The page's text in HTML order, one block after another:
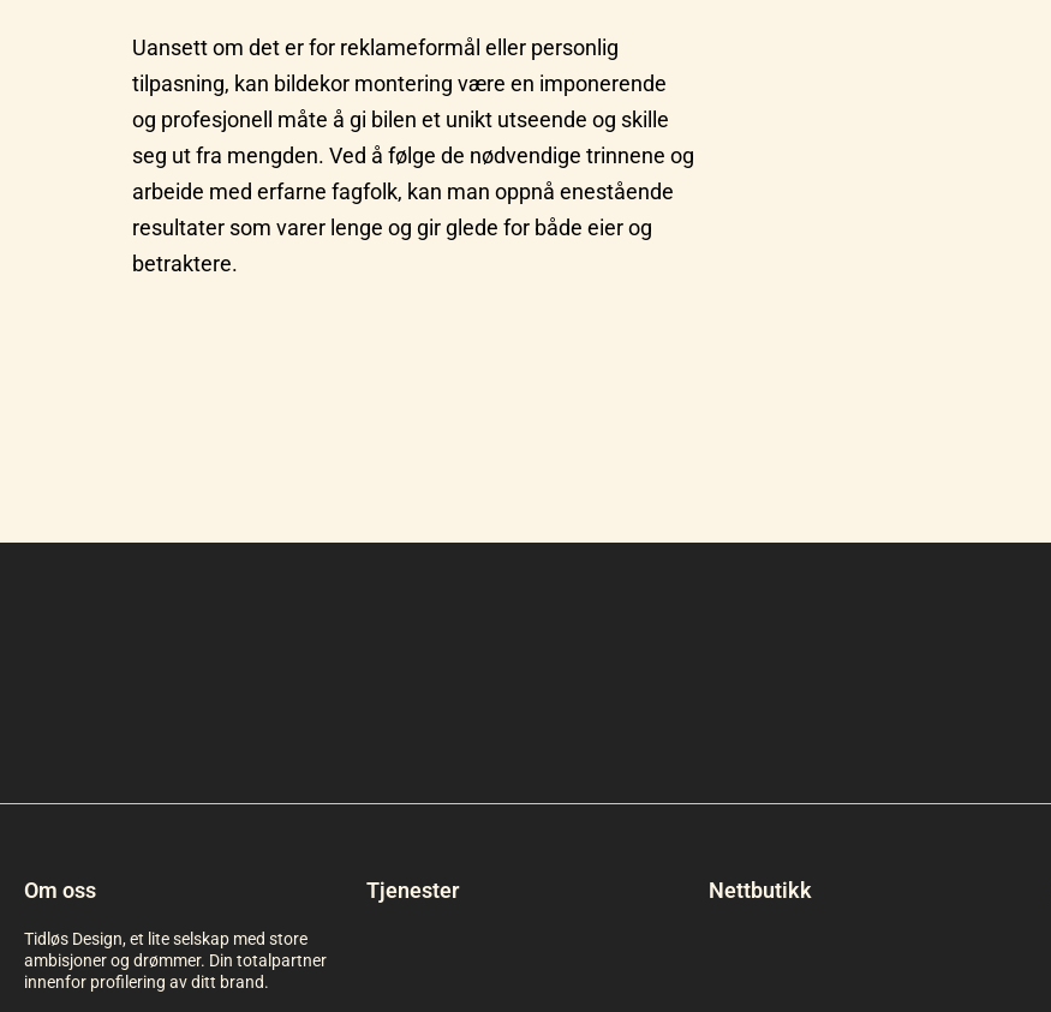
Uansett om det er for reklameformål eller personlig
tilpasning, kan bildekor montering være en imponerende
og profesjonell måte å gi bilen et unikt utseende og skille
seg ut fra mengden. Ved å følge de nødvendige trinnene og
arbeide med erfarne fagfolk, kan man oppnå enestående
resultater som varer lenge og gir glede for både eier og
betraktere.
Om oss
Tidløs Design, et lite selskap med store
ambisjoner og drømmer. Din totalpartner
innenfor profilering av ditt brand.
Tjenester Nettbutikk